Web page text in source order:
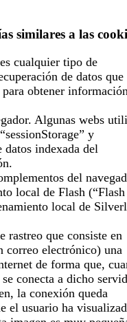
similares a las
cualquier tipo de
de datos que
obtener
Algunas webs
y
datos indexada del
del
local de Flash (“Flash
local de
rastreo que consiste en
correo electrónico) una
de forma que,
conecta a dicho
la conexión queda
el usuario ha